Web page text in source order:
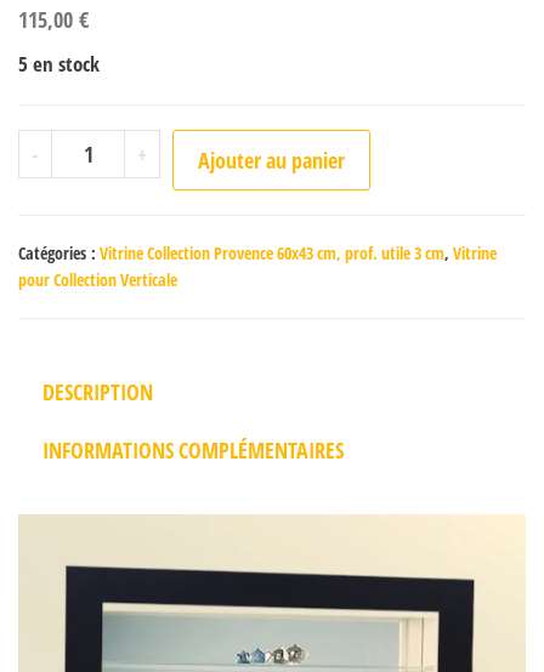
115,00 €
5 en stock
- quantité de Provence Noir Plat
+ Ajouter au panier
Catégories : Vitrine Collection Provence 60x43 cm, prof. utile 3 cm, Vitrine
pour Collection Verticale
DESCRIPTION
INFORMATIONS COMPLÉMENTAIRES